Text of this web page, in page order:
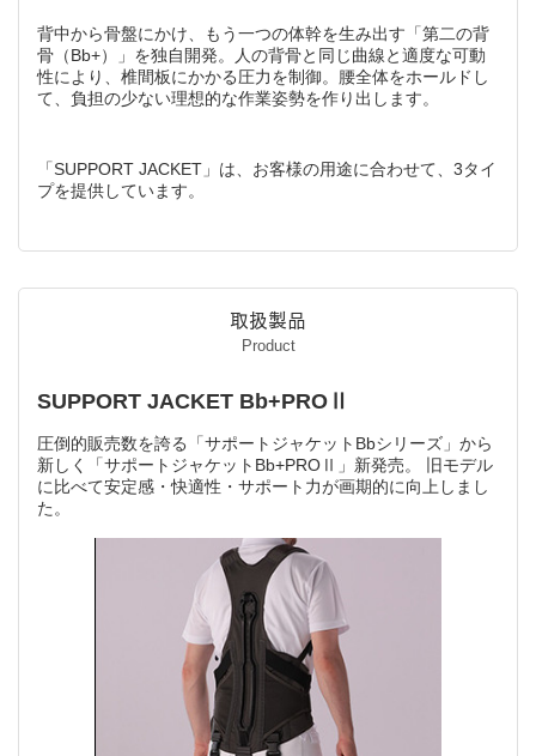
背中から骨盤にかけ、もう一つの体幹を生み出す「第二の背
骨（Bb+）」を独自開発。人の背骨と同じ曲線と適度な可動
性により、椎間板にかかる圧力を制御。腰全体をホールドし
て、負担の少ない理想的な作業姿勢を作り出します。
「SUPPORT JACKET」は、お客様の用途に合わせて、3タイ
プを提供しています。
取扱製品
Product
SUPPORT JACKET Bb+PROⅡ
圧倒的販売数を誇る「サポートジャケットBbシリーズ」から
新しく「サポートジャケットBb+PROⅡ」新発売。 旧モデル
に比べて安定感・快適性・サポート力が画期的に向上しまし
た。